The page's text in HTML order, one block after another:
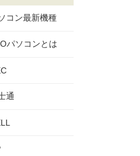
コン最新機種
パソコンとは
通